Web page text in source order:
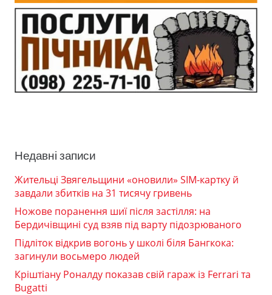
Недавні записи
Жительці Звягельщини «оновили» SIM-картку й
завдали збитків на 31 тисячу гривень
Ножове поранення шиї після застілля: на
Бердичівщині суд взяв під варту підозрюваного
Підліток відкрив вогонь у школі біля Бангкока:
загинули восьмеро людей
Кріштіану Роналду показав свій гараж із Ferrari та
Bugatti